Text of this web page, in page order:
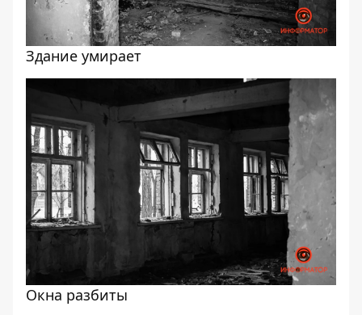
Здание умирает
Окна разбиты